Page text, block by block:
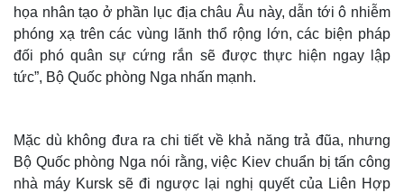
họa nhân tạo ở phần lục địa châu Âu này, dẫn tới ô nhiễm
phóng xạ trên các vùng lãnh thổ rộng lớn, các biện pháp
đối phó quân sự cứng rắn sẽ được thực hiện ngay lập
tức”, Bộ Quốc phòng Nga nhấn mạnh.
Mặc dù không đưa ra chi tiết về khả năng trả đũa, nhưng
Bộ Quốc phòng Nga nói rằng, việc Kiev chuẩn bị tấn công
nhà máy Kursk sẽ đi ngược lại nghị quyết của Liên Hợp